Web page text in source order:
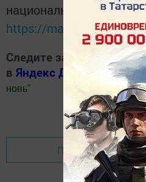
национальном
https://max.ru/tatmedia
Следите за самым
в Яндекс Дзен
новь"
Добавить Шешминскую новь
Перейти на